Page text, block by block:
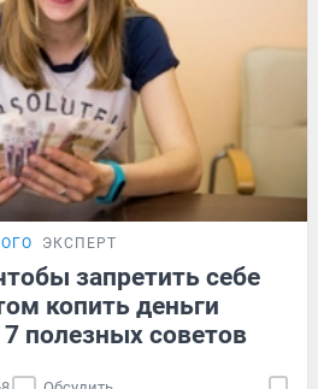
ЭКСПЕРТ
запретить себе
копить деньги
полезных советов